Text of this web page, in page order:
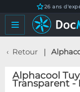
26 ans
Retour Alphacool -
Alphacool
Transparent -